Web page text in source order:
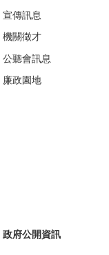
宣傳訊息
機關徵才
公聽會訊息
廉政園地
政府公開資訊